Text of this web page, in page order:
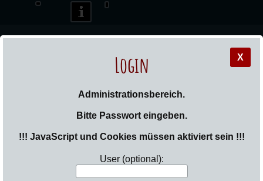
_Sail
Sie sind hier: Login
X
Login
Administrationsbereich.
Bitte Passwort eingeben.
!!! JavaScript und Cookies müssen aktiviert sein !!!
User (optional):